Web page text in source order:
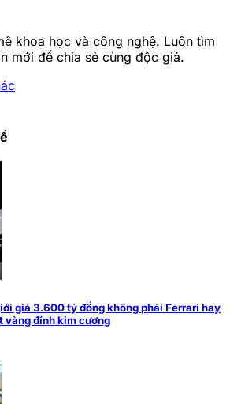
khoa học và công nghệ. Luôn tìm
mới để chia sẻ cùng độc giả.
giá 3.600 tỷ đồng không phải Ferrari hay
vàng đính kim cương